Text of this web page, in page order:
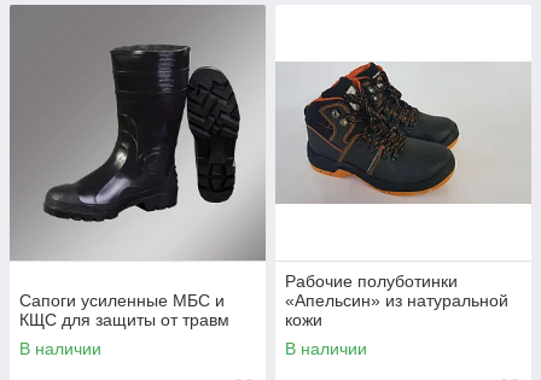
Сапоги усиленные МБС и
КЩС для защиты от травм
В наличии
Рабочие полуботинки
«Апельсин» из натуральной
кожи
В наличии